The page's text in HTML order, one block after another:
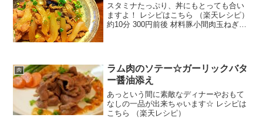
スタミナたっぷり、丼にもとっても合い
ますよ！ レシピはこちら （楽天レシピ）
約10分 300円前後 材料豚小間肉玉ねぎ★
肉
ラム肉のソテー☆ガーリックバタ
ー醤油添え
あっという間に素敵なディナーやおもて
なしの一品が出来ちゃいます☆ レシピは
こちら （楽天レシピ）